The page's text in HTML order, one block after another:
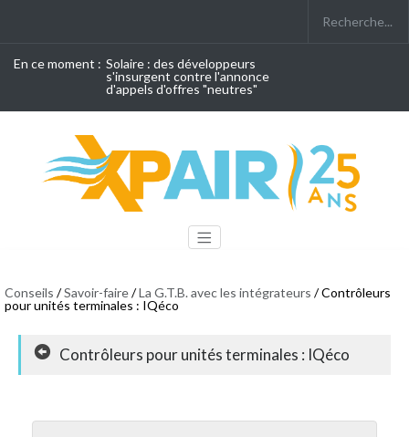
En ce moment : Solaire : des développeurs
s'insurgent contre l'annonce
d'appels d'offres "neutres"
Conseils /Savoir-faire/La G.T.B. avec les intégrateurs / Contrôleurs
pour unités terminales : IQéco
Contrôleurs pour unités terminales : IQéco